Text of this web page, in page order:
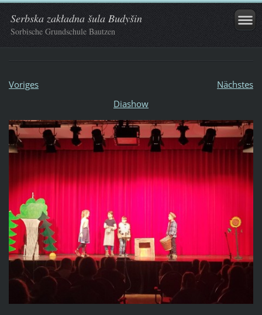
Serbska zakładna šula Budyšin
Sorbische Grundschule Bautzen
Voriges
Nächstes
Diashow